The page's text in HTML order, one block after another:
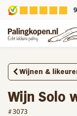
Wijnen &
Wijn Solo
#3073